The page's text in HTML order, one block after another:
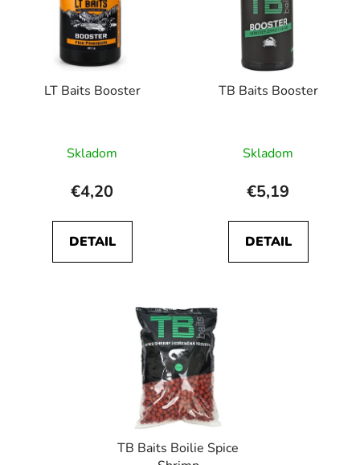
LT Baits Booster
hodnotenie
produktu
je
5,0
z
Skladom
€4,20
DETAIL
TB Baits Booster
Skladom
€5,19
DETAIL
TB Baits Boilie Spice